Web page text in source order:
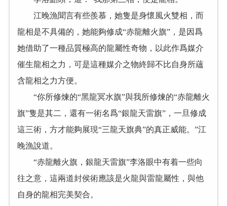
江晚漁聞言有些羨慕，她隻是身懷風火雙相，而
龍相是不具備的，她能夠修成“赤龍離火旗”，是因爲
她借助了一種品質極高的龍屬性奇物，以此作爲媒介
催生龍相之力，可是這種媒介之物終歸不比自身所蘊
含龍相之力方便。
“你所修煉的“黑龍冥水旗”與我所修煉的“赤龍離火
旗”隻是其二，還有一術名爲“銀龍天雷旗”，一旦修成
這三術，方才能夠展現“三龍天旗典”的真正威能。”江
晚漁說道。
“赤龍離火旗，銀龍天雷旗”李洛眼中有着一些向
往之意，這兩道封侯術應該是火龍與雷龍屬性，與他
自身的龍相完美契合。